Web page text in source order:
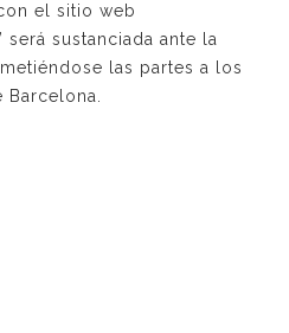
el sitio web
será sustanciada ante la
las partes a los